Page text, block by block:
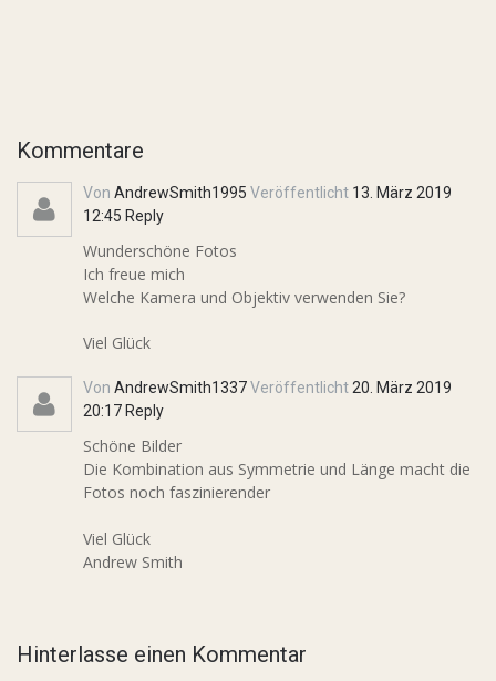
Kommentare
Von AndrewSmith1995 Veröffentlicht 13. März 2019
12:45 Reply
Wunderschöne Fotos
Ich freue mich
Welche Kamera und Objektiv verwenden Sie?
Viel Glück
Von AndrewSmith1337Veröffentlicht 20. März 2019
20:17 Reply
Schöne Bilder
Die Kombination aus Symmetrie und Länge macht die
Fotos noch faszinierender
Viel Glück
Andrew Smith
Hinterlasse einen Kommentar